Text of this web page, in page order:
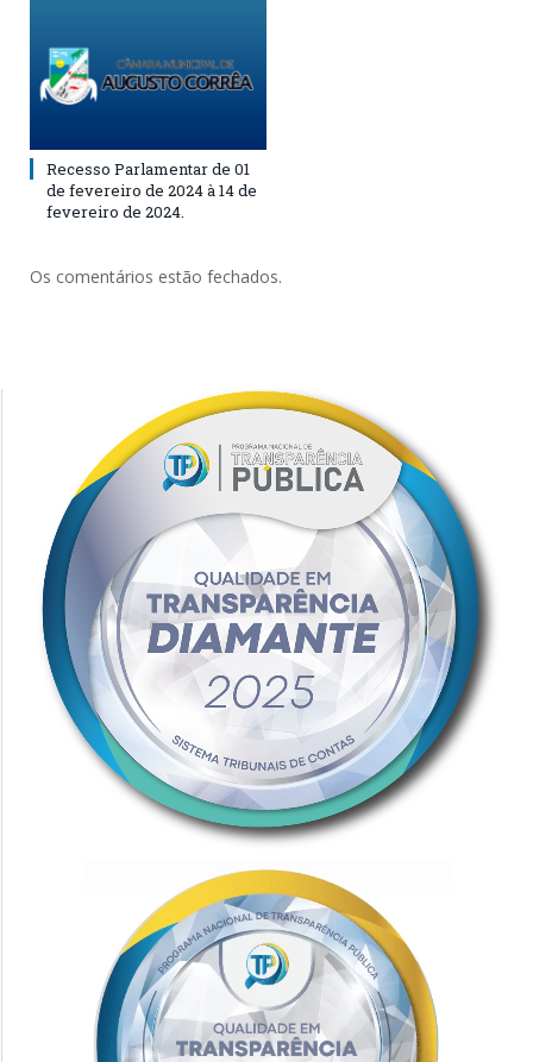
Recesso Parlamentar de 01
de fevereiro de 2024 à 14 de
fevereiro de 2024.
Os comentários estão fechados.